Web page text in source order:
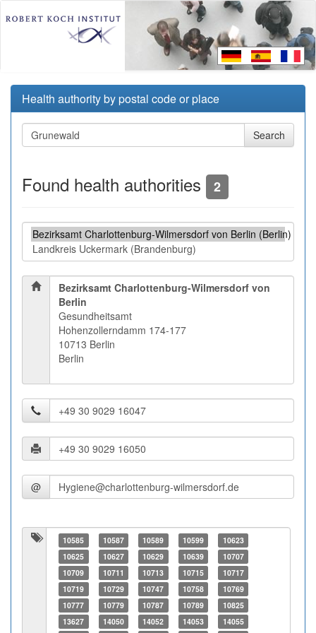
Health authority by postal code or place
Found health authorities 2
Bezirksamt Charlottenburg-Wilmersdorf von
Berlin
Gesundheitsamt
Hohenzollerndamm 174-177
10713 Berlin
Berlin
@
10585 10587 10589 10599
10623
10625
10627 10629 10639
10707
10709
10711 10713 10715
10717
10719
10729 10747 10758
10769
10777
10779 10787 10789
10825
13627
14050 14052 14053
14055